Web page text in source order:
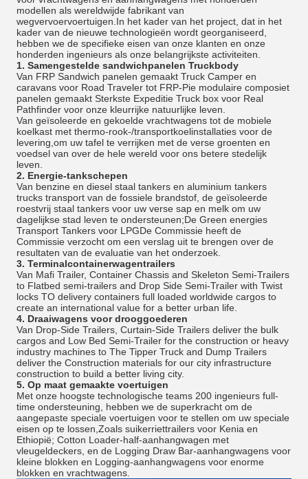
modellen als wereldwijde fabrikant van
wegvervoervoertuigen.In het kader van het project, dat in het
kader van de nieuwe technologieën wordt georganiseerd,
hebben we de specifieke eisen van onze klanten en onze
honderden ingenieurs als onze belangrijkste activiteiten.
1. Samengestelde sandwichpanelen Truckbody
Van FRP Sandwich panelen gemaakt Truck Camper en
caravans voor Road Traveler tot FRP-Pie modulaire composiet
panelen gemaakt Sterkste Expeditie Truck box voor Real
Pathfinder voor onze kleurrijke natuurlijke leven.
Van geïsoleerde en gekoelde vrachtwagens tot de mobiele
koelkast met thermo-rook-/transportkoelinstallaties voor de
levering,om uw tafel te verrijken met de verse groenten en
voedsel van over de hele wereld voor ons betere stedelijk
leven.
2. Energie-tankschepen
Van benzine en diesel staal tankers en aluminium tankers
trucks transport van de fossiele brandstof, de geïsoleerde
roestvrij staal tankers voor uw verse sap en melk om uw
dagelijkse stad leven te ondersteunen;De Green energies
Transport Tankers voor LPGDe Commissie heeft de
Commissie verzocht om een verslag uit te brengen over de
resultaten van de evaluatie van het onderzoek.
3. Terminalcontainerwagentrailers
Van Mafi Trailer, Container Chassis and Skeleton Semi-Trailers
to Flatbed semi-trailers and Drop Side Semi-Trailer with Twist
locks TO delivery containers full loaded worldwide cargos to
create an international value for a better urban life.
4. Draaiwagens voor drooggoederen
Van Drop-Side Trailers, Curtain-Side Trailers deliver the bulk
cargos and Low Bed Semi-Trailer for the construction or heavy
industry machines to The Tipper Truck and Dump Trailers
deliver the Construction materials for our city infrastructure
construction to build a better living city.
5. Op maat gemaakte voertuigen
Met onze hoogste technologische teams 200 ingenieurs full-
time ondersteuning, hebben we de superkracht om de
aangepaste speciale voertuigen voor te stellen om uw speciale
eisen op te lossen,Zoals suikerriettrailers voor Kenia en
Ethiopië; Cotton Loader-half-aanhangwagen met
vleugeldeckers, en de Logging Draw Bar-aanhangwagens voor
kleine blokken en Logging-aanhangwagens voor enorme
blokken en vrachtwagens.